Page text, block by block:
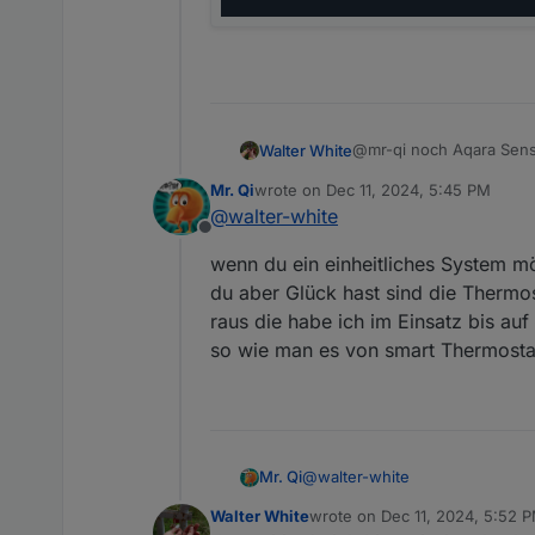
Walter White@mr-qi noch Aqara
kleben haben muss.
Und waren sogar mein
Gesendet wird mir das
geändert wurde, muss
Grundsätzlich
Offline
Mr. Qiwrote on Dec 11, 2024, 5:45 PM
last edited by
@walter-white
wenn du ein einheitliches System
du aber Glück hast sind die
raus die habe ich im Einsatz bis
so wie man es von smart
Mr. Qi@walter-white
wenn du ein einheitliches
Walter Whitewrote on Dec 11, 2024, 5:52
last edited by Walter White